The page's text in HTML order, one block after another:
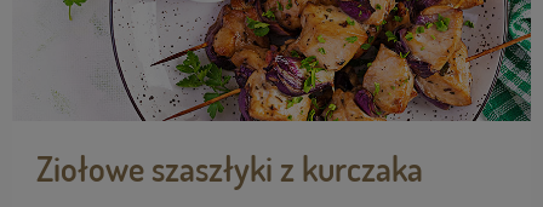
Ziołowe szaszłyki z kurczaka